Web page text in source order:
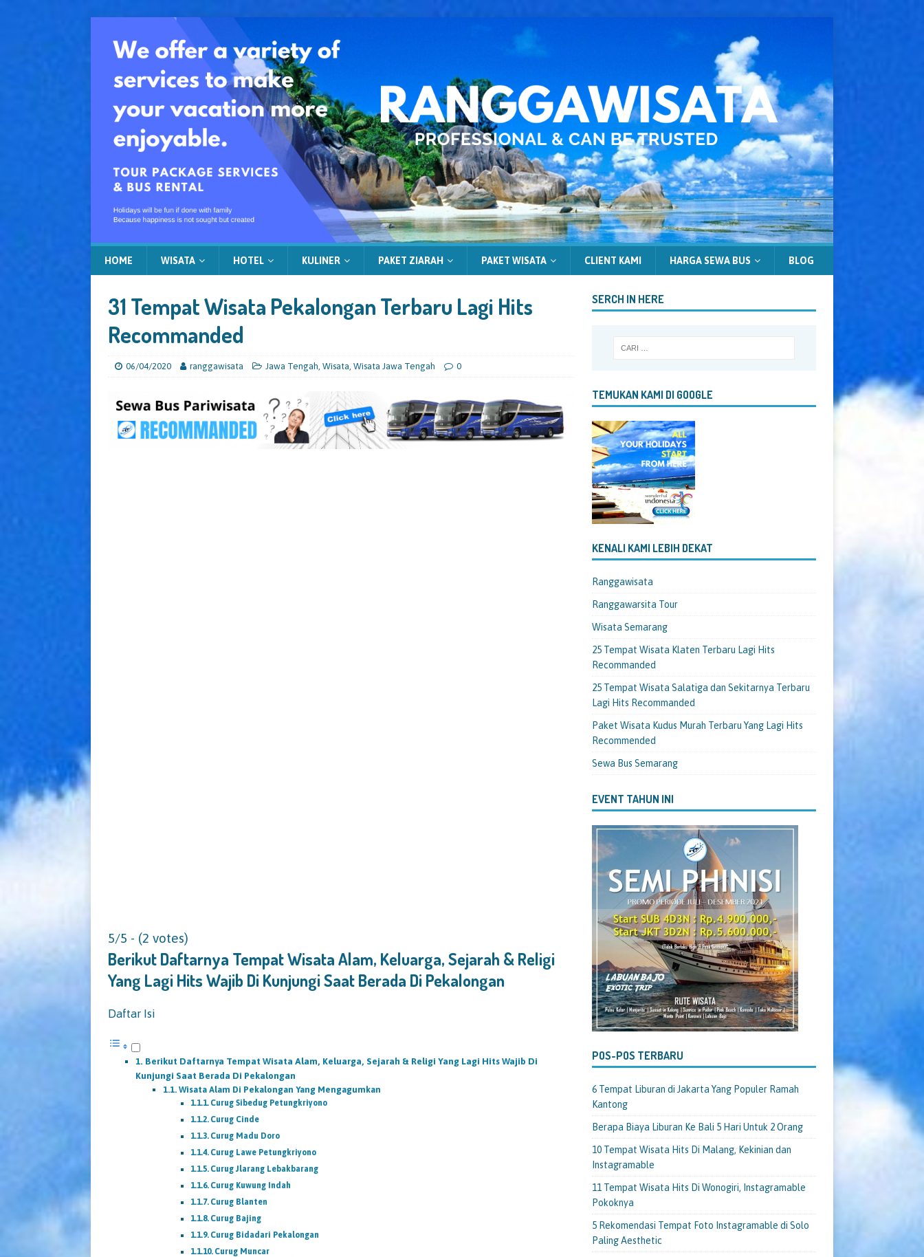
HOME WISATA HOTEL KULINER PAKET ZIARAH PAKET WISATA CLIENT KAMI HARGA SEWA BUS BLOG
31 Tempat Wisata Pekalongan Terbaru Lagi Hits
Recommanded
06/04/2020 ranggawisata Jawa Tengah Wisata Wisata Jawa Tengah 0
5/5 - (2 votes)
Berikut Daftarnya Tempat Wisata Alam, Keluarga, Sejarah & Religi
Yang Lagi Hits Wajib Di Kunjungi Saat Berada Di Pekalongan
Daftar Isi
Berikut Daftarnya Tempat Wisata Alam, Keluarga, Sejarah & Religi Yang Lagi Hits Wajib Di
Kunjungi Saat Berada Di Pekalongan
Wisata Alam Di Pekalongan Yang Mengagumkan
Curug Sibedug Petungkriyono
Curug Cinde
Curug Madu Doro
Curug Lawe Petungkriyono
Curug Jlarang Lebakbarang
Curug Kuwung Indah
Curug Blanten
Curug Bajing
Curug Bidadari Pekalongan
Curug Muncar
SERCH IN HERE
TEMUKAN KAMI DI GOOGLE
KENALI KAMI LEBIH DEKAT
Ranggawisata
Ranggawarsita Tour
Wisata Semarang
25 Tempat Wisata Klaten Terbaru Lagi Hits
Recommanded
25 Tempat Wisata Salatiga dan Sekitarnya Terbaru
Lagi Hits Recommanded
Paket Wisata Kudus Murah Terbaru Yang Lagi Hits
Recommended
Sewa Bus Semarang
EVENT TAHUN INI
POS-POS TERBARU
6 Tempat Liburan di Jakarta Yang Populer Ramah
Kantong
Berapa Biaya Liburan Ke Bali 5 Hari Untuk 2 Orang
10 Tempat Wisata Hits Di Malang, Kekinian dan
Instagramable
11 Tempat Wisata Hits Di Wonogiri, Instagramable
Pokoknya
5 Rekomendasi Tempat Foto Instagramable di Solo
Paling Aesthetic